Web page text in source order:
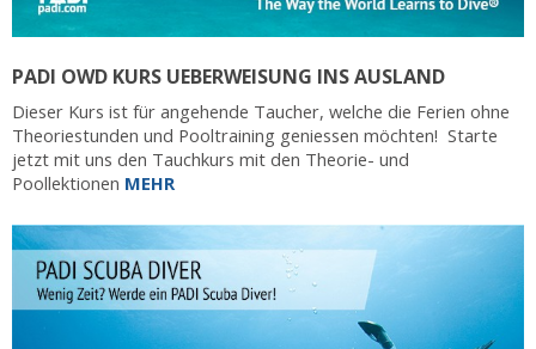
PADI OWD KURS UEBERWEISUNG INS AUSLAND
Dieser Kurs ist für angehende Taucher, welche die Ferien ohne
Theoriestunden und Pooltraining geniessen möchten! Starte
jetzt mit uns den Tauchkurs mit den Theorie- und
Poollektionen MEHR